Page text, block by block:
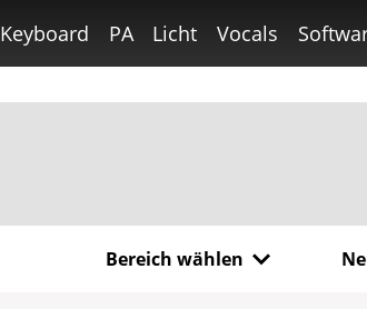
Keyboard PA Licht Vocals
Bereich wählen